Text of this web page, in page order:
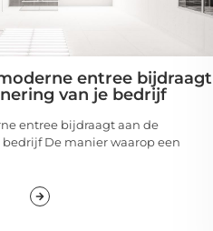
entree bijdraagt
van je bedrijf
entree bijdraagt aan de
De manier waarop een